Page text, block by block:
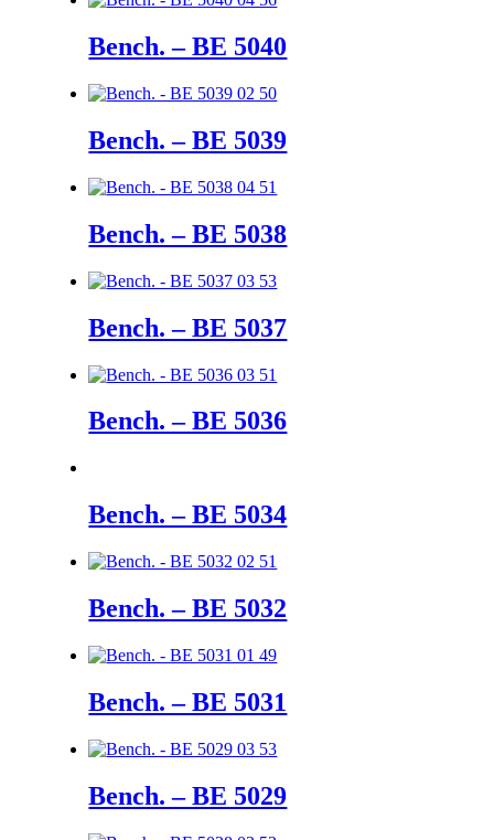
Bench. – BE 5040
Bench. – BE 5039
Bench. – BE 5038
Bench. – BE 5037
Bench. – BE 5036
Bench. – BE 5034
Bench. – BE 5032
Bench. – BE 5031
Bench. – BE 5029